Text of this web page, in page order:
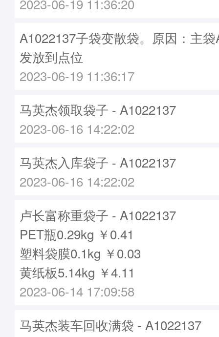
2023-06-19 11:36:20
A1022137子袋变散袋。原因：主
发放到点位
2023-06-19 11:36:17
马英杰领取袋子 - A1022137
2023-06-16 14:22:02
马英杰入库袋子 - A1022137
2023-06-16 14:22:02
卢长富称重袋子 - A1022137
PET瓶0.29kg ￥0.41
塑料袋膜0.1kg ￥0.03
黄纸板5.14kg ￥4.11
2023-06-14 17:09:58
马英杰装车回收满袋 - A1022137